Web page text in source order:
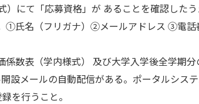
にて「応募資格」が あることを確認した
①氏名（フリガナ）②メールアドレス ③電
数表（学内様式） 及び大学入学後全学期分
メールの自動配信がある。ポータルシステ
を行うこと。